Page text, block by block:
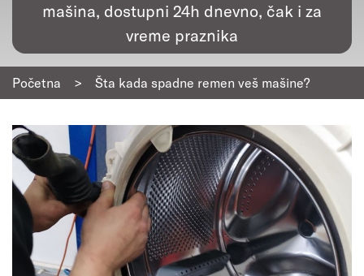
mašina, dostupni 24h dnevno, čak i za
vreme praznika
Početna > Šta kada spadne remen veš mašine?